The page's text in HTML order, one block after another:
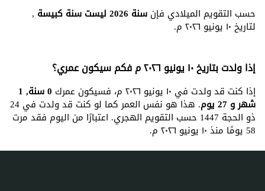
حسب التقويم الميلادي فإن سنة 2026 ليست سنة كبيسة ,
لتاريخ ١٠ يونيو ٢٠٢٦ م.
إذا ولدت بتاريخ ١٠ يونيو ٢٠٢٦ م فكم سيكون عمري؟
إذا كنت قد ولدت في ١٠ يونيو ٢٠٢٦ م، فسيكون عمرك 0 سنة, 1
شهر و 27 يوم . هذا هو نفس العمر كما لو كنت قد ولدت في 24
ذو الحجة 1447 حسب التقويم الهجري. اعتبارًا من اليوم فقد مرت
58 يومًا منذ ١٠ يونيو ٢٠٢٦ م.